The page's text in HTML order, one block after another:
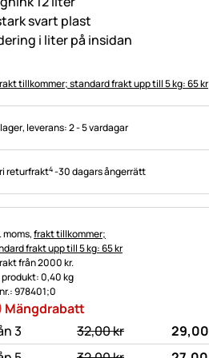
svart plast
i liter på insidan
tillkommer; standard frakt upp till 5 kg: 65 kr
, leverans:2 - 5 vardagar
returfrakt4-30 dagars ångerrätt
moms,frakt tillkommer;
frakt upp till 5 kg: 65 kr
från 2000 kr.
0,40 kg
978401;0
Mängdrabatt
3
statt:
32,00kr 29,00